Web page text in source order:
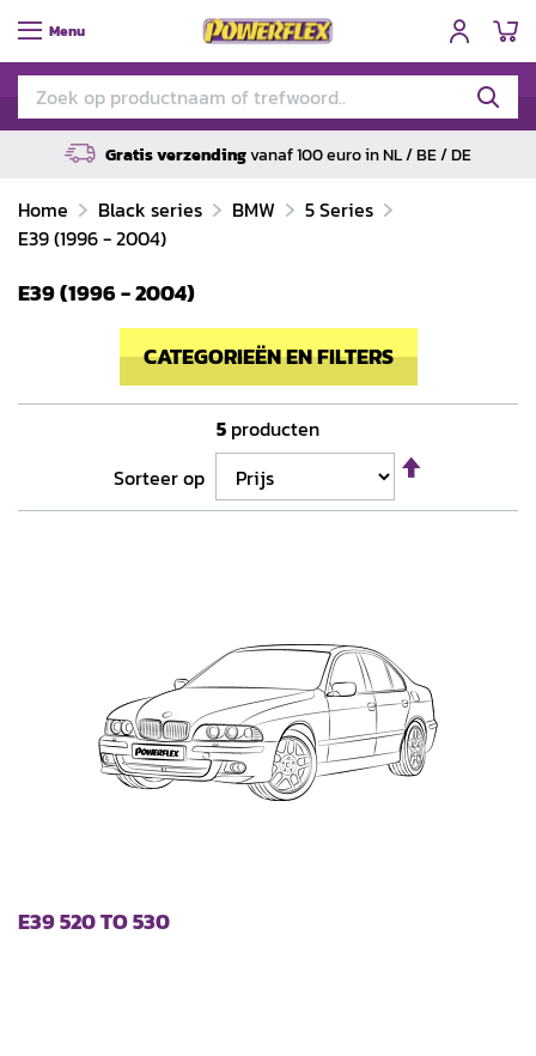
Menu
Gratis verzendingvanaf 100 euro in NL / BE / DE
Home Black series BMW
5 Series
E39 (1996 - 2004)
E39 (1996 - 2004)
CATEGORIEËN EN FILTERS
5 producten
Sorteer op
naar
E39 520 TO 530